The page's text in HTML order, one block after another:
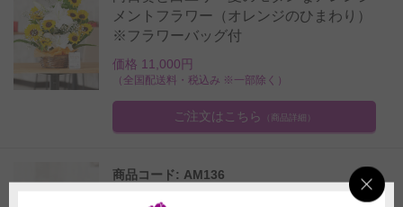
メントフラワー（オレンジのひまわり）
※フラワーバッグ付
価格 11,000円
（全国配送料・税込み ※一部除く）
ご注文はこちら （商品詳細）
商品コード: AM136
向日葵 夏のモダンなアレンジメントフ